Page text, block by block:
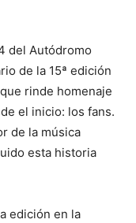
del Autódromo
de la 15ª edición
rinde homenaje
el inicio: los fans.
de la música
esta historia
edición en la